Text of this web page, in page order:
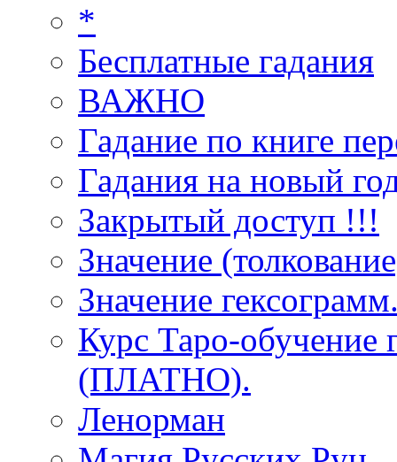
*
Бесплатные гадания
ВАЖНО
Гадание по книге
Гадания на новый
Закрытый доступ !!!
Значение
Значение
Курс Таро-обучение
(ПЛАТНО).
Ленорман